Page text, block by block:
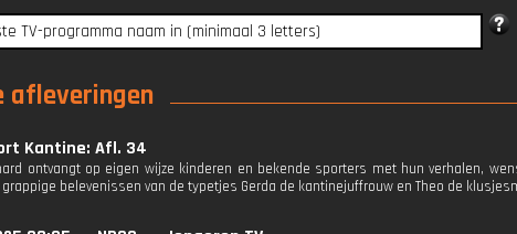
afleveringen
Kantine: Afl. 34
ontvangt op eigen wijze kinderen en bekende sporters met hun verhalen,
belevenissen van de typetjes Gerda de kantinejuffrouw en Theo de